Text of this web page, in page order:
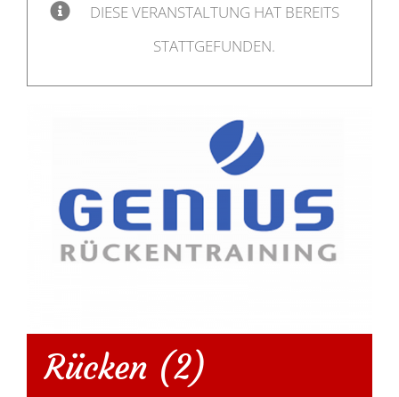
DIESE VERANSTALTUNG HAT BEREITS
STATTGEFUNDEN.
Rücken (2)